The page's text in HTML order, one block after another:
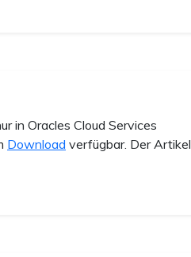
in Oracles Cloud Services
Download verfügbar. Der Artikel